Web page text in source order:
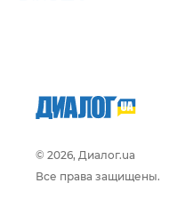
© 2026, Диалог.ua
Все права защищены.